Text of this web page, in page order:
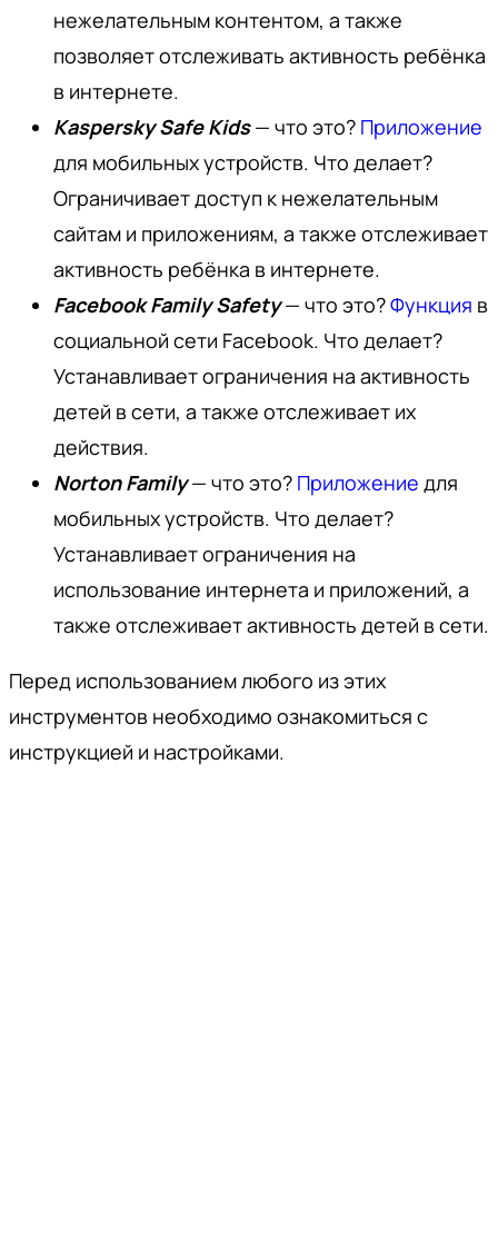
нежелательным контентом, а также
позволяет отслеживать активность ребёнка
в интернете.
Kaspersky Safe Kids— что это? Приложение
для мобильных устройств. Что делает?
Ограничивает доступ к нежелательным
сайтам и приложениям, а также отслеживает
активность ребёнка в интернете.
Facebook Family Safety— что это?Функция в
социальной сети Facebook. Что делает?
Устанавливает ограничения на активность
детей в сети, а также отслеживает их
действия.
Norton Family— что это? Приложение для
мобильных устройств. Что делает?
Устанавливает ограничения на
использование интернета и приложений, а
также отслеживает активность детей в сети.
Перед использованием любого из этих
инструментов необходимо ознакомиться с
инструкцией и настройками.